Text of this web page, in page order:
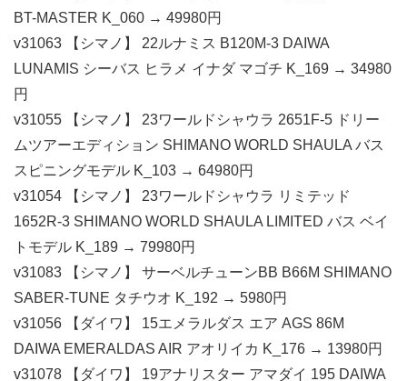
BT-MASTER K_060 → 49980円
v31063 【シマノ】 22ルナミス B120M-3 DAIWA
LUNAMIS シーバス ヒラメ イナダ マゴチ K_169 → 34980
円
v31055 【シマノ】 23ワールドシャウラ 2651F-5 ドリー
ムツアーエディション SHIMANO WORLD SHAULA バス
スピニングモデル K_103 → 64980円
v31054 【シマノ】 23ワールドシャウラ リミテッド
1652R-3 SHIMANO WORLD SHAULA LIMITED バス ベイ
トモデル K_189 → 79980円
v31083 【シマノ】 サーベルチューンBB B66M SHIMANO
SABER-TUNE タチウオ K_192 → 5980円
v31056 【ダイワ】 15エメラルダス エア AGS 86M
DAIWA EMERALDAS AIR アオリイカ K_176 → 13980円
v31078 【ダイワ】 19アナリスター アマダイ 195 DAIWA